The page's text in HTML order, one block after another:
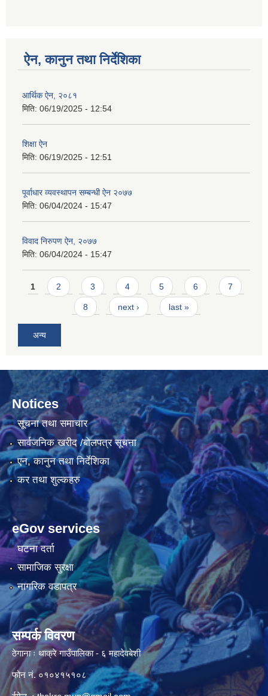
ऐन, कानुन तथा निर्देशिका
आर्थिक ऐन, २०८१
मिति: 06/19/2025 - 12:54
शिक्षा ऐन
मिति: 06/19/2025 - 12:51
पूर्वाधार व्यवस्थापन सम्बन्धी ऐन २०७७
मिति: 06/04/2024 - 15:47
विवाद निरुपण ऐन, २०७७
मिति: 06/04/2024 - 15:47
Pages
1 2 3 4 5 6 7
8 next › last »
अन्य
Notices
सूचना तथा समाचार
सार्वजनिक खरीद /बोलपत्र सूचना
एन, कानुन तथा निर्देशिका
कर तथा शुल्कहरु
eGov services
घटना दर्ता
सामाजिक सुरक्षा
नागरिक वडापत्र
सम्पर्क विवरण
ठेगाना ः थाक्रे गाउँपालिका - ६ महादेवबेशी
फोन नं. ०१०४१५१०८